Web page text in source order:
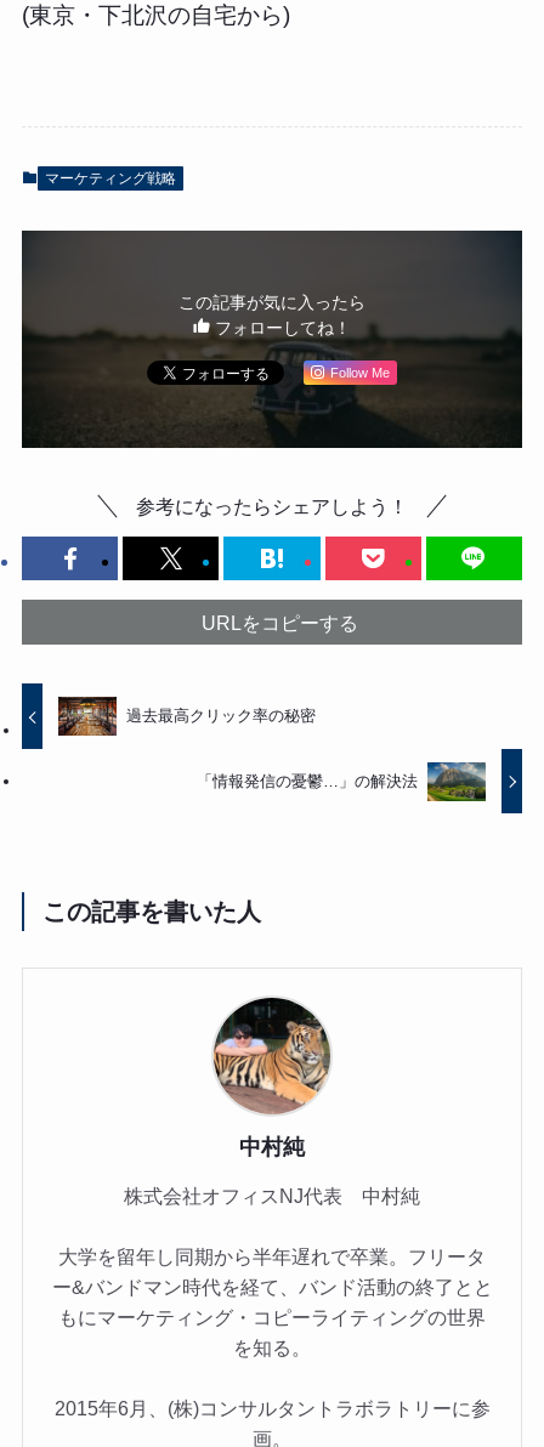
(東京・下北沢の自宅から)
マーケティング戦略
この記事が気に入ったら
フォローしてね！
Follow Me
参考になったらシェアしよう！
URLをコピーする
過去最高クリック率の秘密
「情報発信の憂鬱…」の解決法
この記事を書いた人
中村純
株式会社オフィスNJ代表 中村純
大学を留年し同期から半年遅れで卒業。フリータ
ー&バンドマン時代を経て、バンド活動の終了とと
もにマーケティング・コピーライティングの世界
を知る。
2015年6月、(株)コンサルタントラボラトリーに参
画。